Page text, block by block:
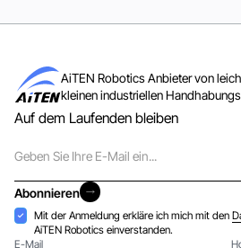
AiTEN Robotics Anbieter von
kleinen industriellen
Auf dem Laufenden bleiben
Mail
Abonnieren
Abonnieren
Akzeptanz
Mit der Anmeldung erkläre ich mich mit den
AiTEN Robotics einverstanden.
E-Mail